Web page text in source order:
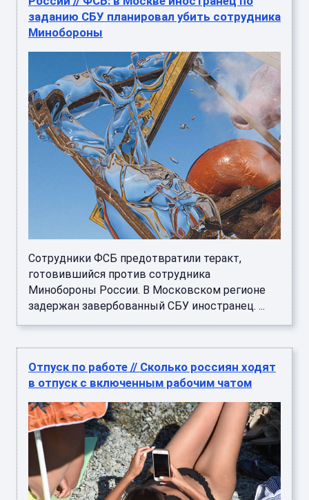
заданию СБУ планировал убить сотрудника
Минобороны
Сотрудники ФСБ предотвратили теракт,
готовившийся против сотрудника
Минобороны России. В Московском регионе
задержан завербованный СБУ иностранец. ...
Отпуск по работе // Сколько россиян ходят
в отпуск с включенным рабочим чатом